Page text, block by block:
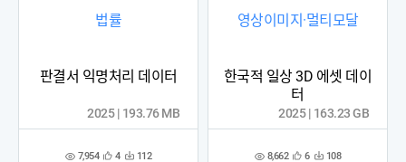
법률
판결서 익명처리 데이터
조 7,954 관 4 다 112
2025 | 193.76 MB
영상이미지·멀티모달
한국적 일상 3D 에셋 데이
터
조 8,662 관 6 다 108
2025 | 163.23 GB